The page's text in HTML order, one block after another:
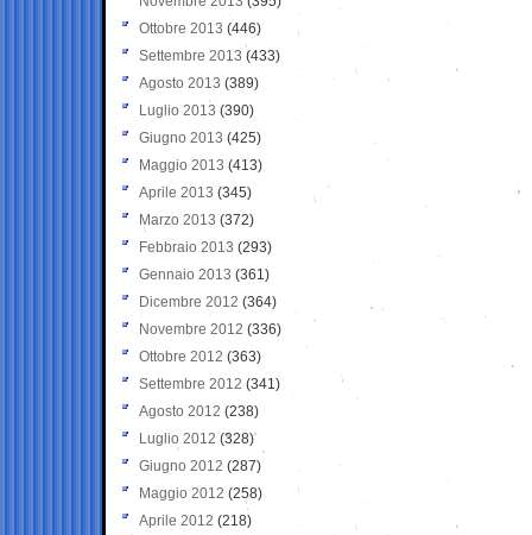
Ottobre 2013 (446)
Settembre 2013 (433)
Agosto 2013 (389)
Luglio 2013 (390)
Giugno 2013 (425)
Maggio 2013 (413)
Aprile 2013 (345)
Marzo 2013 (372)
Febbraio 2013 (293)
Gennaio 2013 (361)
Dicembre 2012 (364)
Novembre 2012 (336)
Ottobre 2012 (363)
Settembre 2012 (341)
Agosto 2012 (238)
Luglio 2012 (328)
Giugno 2012 (287)
Maggio 2012 (258)
Aprile 2012 (218)